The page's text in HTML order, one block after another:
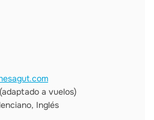
a vuelos)
Inglés